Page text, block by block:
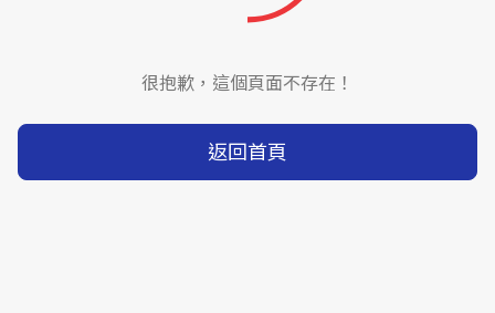
很抱歉，這個頁面不存在！
返回首頁